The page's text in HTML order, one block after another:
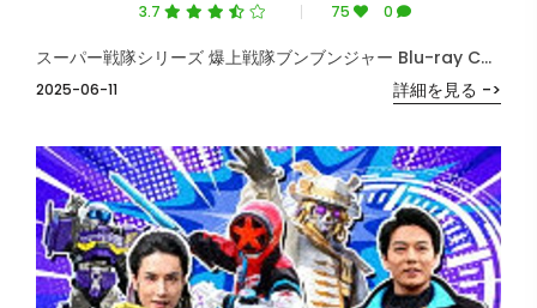
3.7 75 0
2025-06-11
スーパー戦隊シリーズ 爆上戦隊ブンブンジャー Blu-ray COLLECTION 4＜完＞ （ブルーレイディスク）
詳細を見る ->